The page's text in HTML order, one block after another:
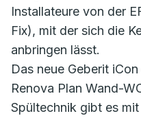
Installateure von der
Fix), mit der sich die
anbringen lässt.
Das neue Geberit
Renova Plan Wand-
Spültechnik gibt es